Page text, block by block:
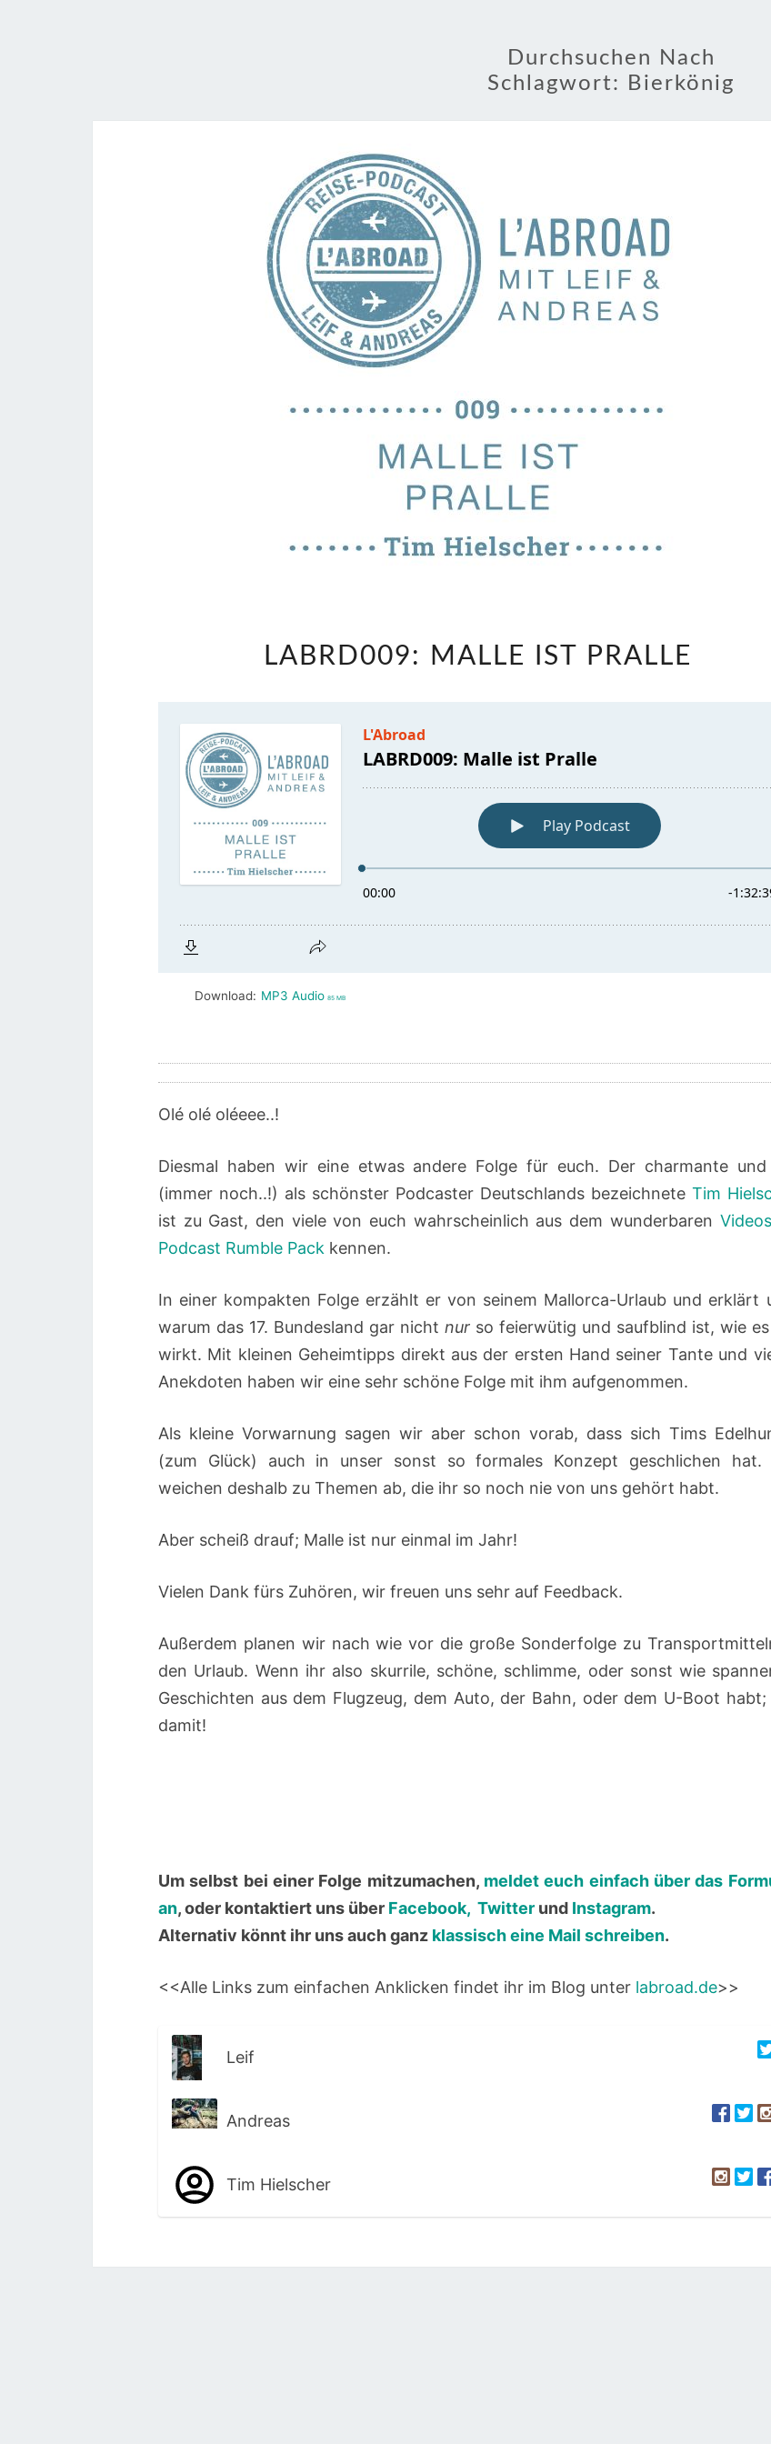
Durchsuchen Nach
Schlagwort:
Bierkönig
MALLE
LABRD009: MALLE IST PRALLE
Download: MP3 Audio 85 MB
Olé olé oléeee..!
Diesmal haben wir eine etwas andere Folge für euch. Der charmante
(immer noch..!) als schönster Podcaster Deutschlands bezeichnete Tim
ist zu Gast, den viele von euch wahrscheinlich aus dem wunderbaren
Podcast Rumble Pack kennen.
In einer kompakten Folge erzählt er von seinem Mallorca-Urlaub und erklärt
warum das 17. Bundesland gar nichtnur so feierwütig und saufblind ist, wie
wirkt. Mit kleinen Geheimtipps direkt aus der ersten Hand seiner Tante und
Anekdoten haben wir eine sehr schöne Folge mit ihm aufgenommen.
Als kleine Vorwarnung sagen wir aber schon vorab, dass sich Tims
(zum Glück) auch in unser sonst so formales Konzept geschlichen hat.
weichen deshalb zu Themen ab, die ihr so noch nie von uns gehört habt.
Aber scheiß drauf; Malle ist nur einmal im Jahr!
Vielen Dank fürs Zuhören, wir freuen uns sehr auf Feedback.
Außerdem planen wir nach wie vor die große Sonderfolge zu
den Urlaub. Wenn ihr also skurrile, schöne, schlimme, oder sonst wie
Geschichten aus dem Flugzeug, dem Auto, der Bahn, oder dem U-Boot habt;
damit!
Um selbst bei einer Folge mitzumachen, meldet euch einfach über das
an, oder kontaktiert uns über Facebook, Twitter und Instagram.
Alternativ könnt ihr uns auch ganz klassisch eine Mail schreiben.
<<Alle Links zum einfachen Anklicken findet ihr im Blog unter labroad.de>>
Leif
Andreas
Tim Hielscher